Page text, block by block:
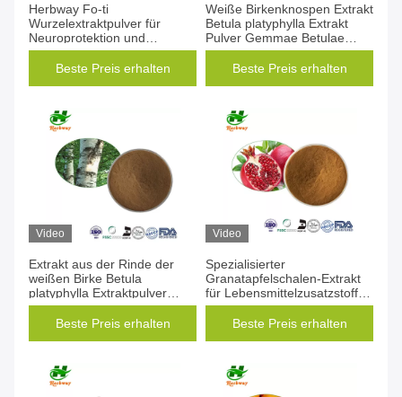
Herbway Fo-ti
Wurzelextraktpulver für
Neuroprotektion und
Tumorbekämpfung
Beste Preis erhalten
Weiße Birkenknospen Extrakt
Betula platyphylla Extrakt
Pulver Gemmae Betulae
Extrakt
Beste Preis erhalten
Video
Extrakt aus der Rinde der
weißen Birke Betula
platyphylla Extraktpulver
Betula alba Extrakt
Beste Preis erhalten
Video
Spezialisierter
Granatapfelschalen-Extrakt
für Lebensmittelzusatzstoffe
und
Nahrungsergänzungsmittel
Beste Preis erhalten